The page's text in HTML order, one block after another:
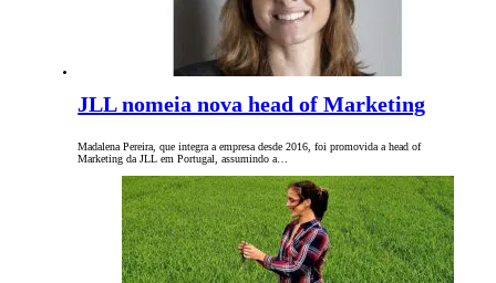
JLL nomeia nova head of Marketing
Madalena Pereira, que integra a empresa desde 2016, foi promovida a head of
Marketing da JLL em Portugal, assumindo a…